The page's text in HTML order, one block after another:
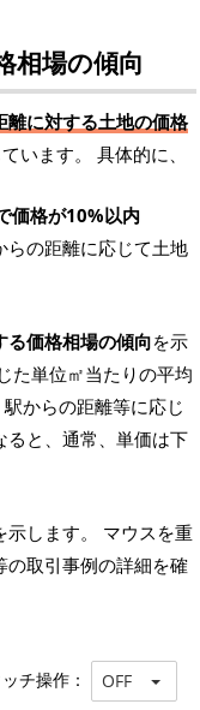
相場の傾向
離に対する土地の価格
います。 具体的に、
価格が10%以内
らの距離に応じて土地
る価格相場の傾向を示
た単位㎡当たりの平均
からの距離等に応じ
ると、通常、単価は下
示します。 マウスを重
の取引事例の詳細を確
チ操作： OFF